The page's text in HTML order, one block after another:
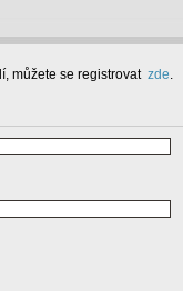
můžete se registrovat zde.